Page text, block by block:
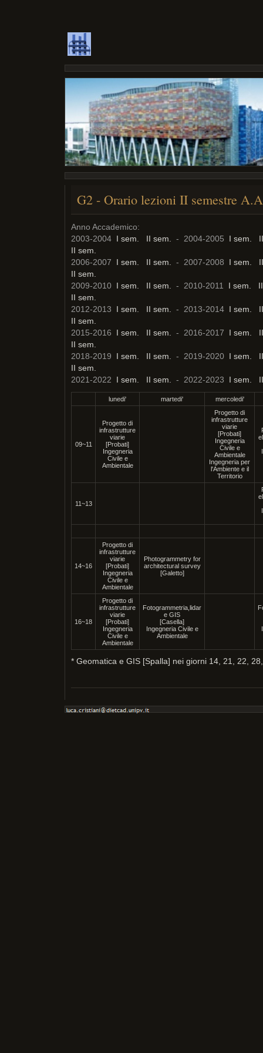
G2 - Orario lezioni II semestre
Anno Accademico:
2003-2004 I sem. II sem. - 2004-2005 I sem.
II sem.
2006-2007 I sem. II sem. - 2007-2008 I sem.
II sem.
2009-2010 I sem. II sem. - 2010-2011 I sem.
II sem.
2012-2013 I sem. II sem. - 2013-2014 I sem.
II sem.
2015-2016 I sem. II sem. - 2016-2017 I sem.
II sem.
2018-2019 I sem. II sem. - 2019-2020 I sem.
II sem.
2021-2022 I sem. II sem. - 2022-2023 I sem.
lunedi' martedi' mercoledi'
09~11
Progetto di
infrastrutture
viarie
[Probati]
Ingegneria
Civile e
Ambientale
Progetto di
infrastrutture
viarie
[Probati]
Ingegneria
Civile e
Ambientale
Ingegneria per
l'Ambiente e il
Territorio
11~13
14~16
Progetto di
infrastrutture
viarie
[Probati]
Ingegneria
Civile e
Ambientale
Photogrammetry for
architectural survey
[Galetto]
16~18
Progetto di
infrastrutture
viarie
[Probati]
Ingegneria
Civile e
Ambientale
Fotogrammetria,lidar
e GIS
[Casella]
Ingegneria Civile e
Ambientale
* Geomatica e GIS [Spalla] nei giorni 14, 21, 22,